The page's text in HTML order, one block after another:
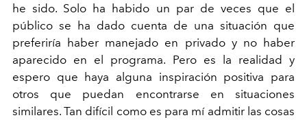
he sido. Solo ha habido un par de veces que el
público se ha dado cuenta de una situación que
preferiría haber manejado en privado y no haber
aparecido en el programa. Pero es la realidad y
espero que haya alguna inspiración positiva para
otros que puedan encontrarse en situaciones
similares. Tan difícil como es para mí admitir las cosas